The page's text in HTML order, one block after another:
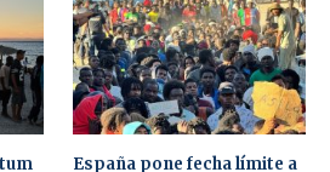
España pone fecha límite a